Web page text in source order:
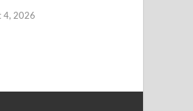
4, 2026